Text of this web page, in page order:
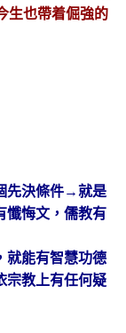
生也帶着倔強的
先決條件→就是
懺悔文，儒教有
就能有智慧功德
宗教上有任何疑